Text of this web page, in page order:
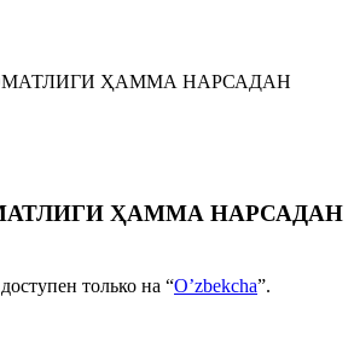
ҲАММА НАРСАДАН
ҲАММА НАРСАДАН
только на “O’zbekcha”.